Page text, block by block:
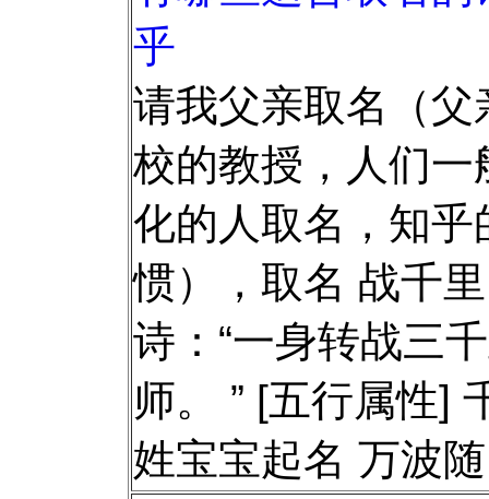
乎
请我父亲取名（
校的教授，人们
化的人取名，知
惯），取名 战千
诗：“一身转战三
师。 ” [五行属性]
姓宝宝起名 万波